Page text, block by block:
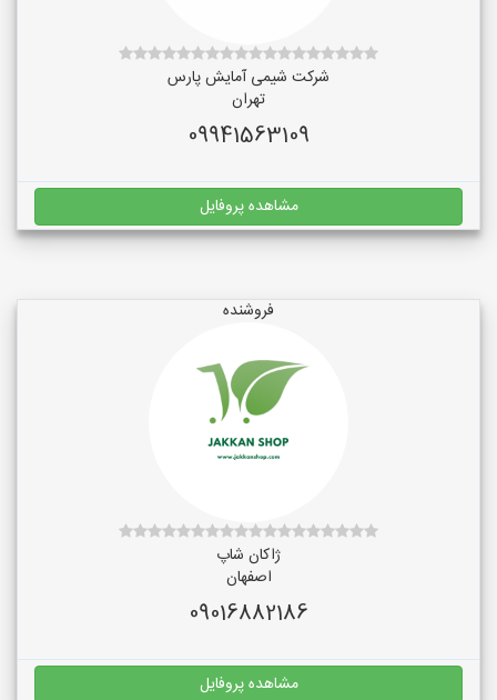
شرکت شیمی آمایش پارس
تهران
09941563109
مشاهده پروفایل
فروشنده
ژاکان شاپ
اصفهان
09016882186
مشاهده پروفایل